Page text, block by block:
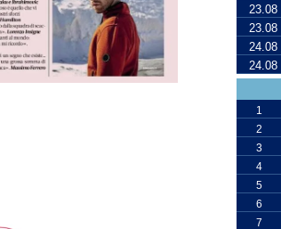
23.08
23.08
24.08
24.08
1
2
3
4
5
6
7